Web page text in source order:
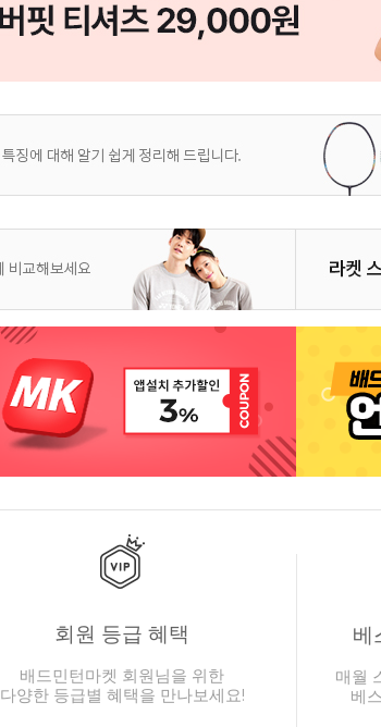
회원 등급 혜택
배드민턴마켓 회원님을 위한
다양한 등급별 혜택을 만나보세요!
베
매월
베